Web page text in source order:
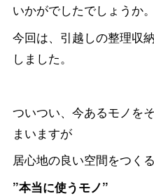
いかがでしたでしょうか。
今回は、引越しの整理収
しました。
ついつい、今あるモノを
まいますが
居心地の良い空間をつく
”本当に使うモノ”